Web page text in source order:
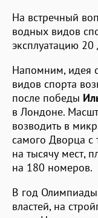
На встречный
водных видов
эксплуатацию 20
Напомним, идея
видов спорта
после победы
в Лондоне.
возводить в
самого Дворца с
на тысячу мест,
на 180 номеров.
В год
властей, на